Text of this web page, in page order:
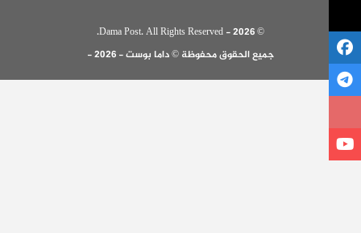
© 2026 - Dama Post. All Rights Reserved.
جميع الحقوق محفوظة © داما بوست - 2026 -